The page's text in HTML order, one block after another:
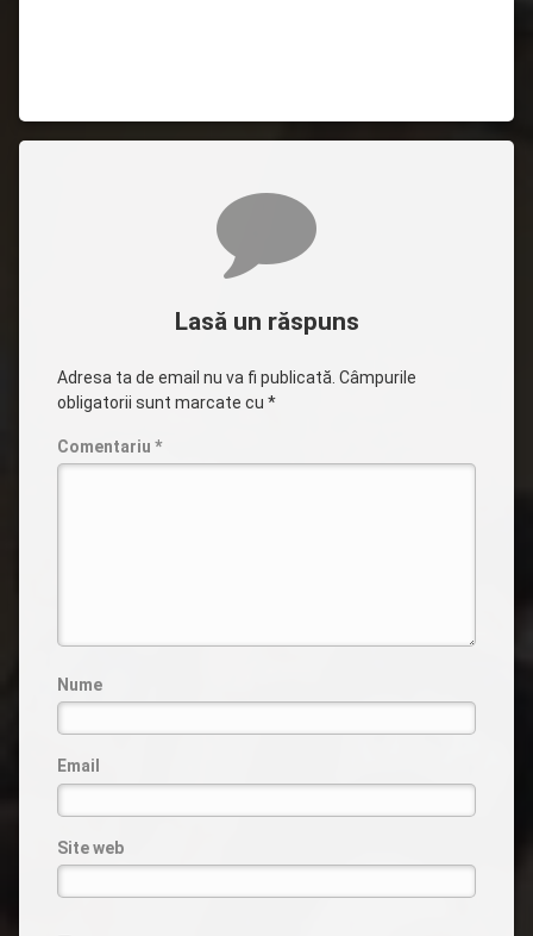
Lasă un răspuns
Adresa ta de email nu va fi publicată. Câmpurile
obligatorii sunt marcate cu *
Comentariu *
Nume
Email
Site web